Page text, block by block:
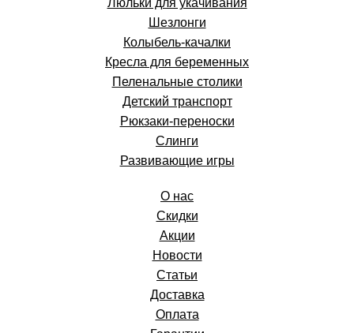
Шезлонги
Колыбель-качалки
Кресла для беременных
Пеленальные столики
Детский транспорт
Рюкзаки-переноски
Слинги
Развивающие игры
О нас
Скидки
Акции
Новости
Статьи
Доставка
Оплата